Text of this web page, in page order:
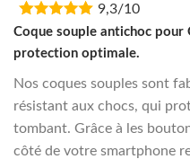
was:
€16,95.
9,3/10
Coque souple antichoc pour
protection optimale.
Nos coques souples sont
résistant aux chocs, qui
tombant. Grâce à les
côté de votre smartphone